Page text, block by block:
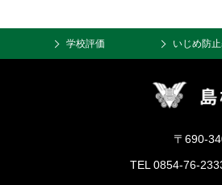
学校評価 いじめ防
〒690-
TEL 0854-76-